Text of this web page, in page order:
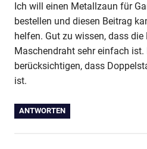
Ich will einen Metallzaun für
bestellen und diesen Beitrag
helfen. Gut zu wissen, dass
Maschendraht sehr einfach
berücksichtigen, dass
ist.
ANTWORTEN